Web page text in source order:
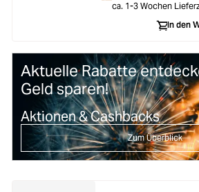
ca. 1-3 Wochen
In den
Aktuelle Rabatte
Geld sparen!
Aktionen & Cashbacks
Zum Überblick